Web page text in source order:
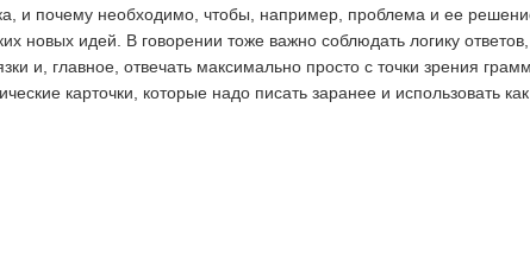
и почему необходимо, чтобы, например, проблема и ее
новых идей. В говорении тоже важно соблюдать логику
и, главное, отвечать максимально просто с точки зрения
карточки, которые надо писать заранее и использовать как